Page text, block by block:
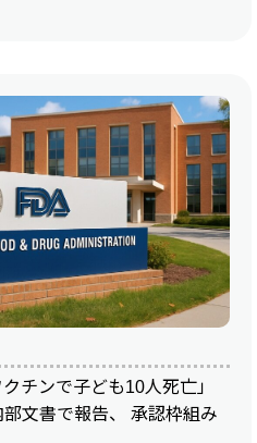
クチンで子ども10人死亡」
文書で報告、 承認枠組み